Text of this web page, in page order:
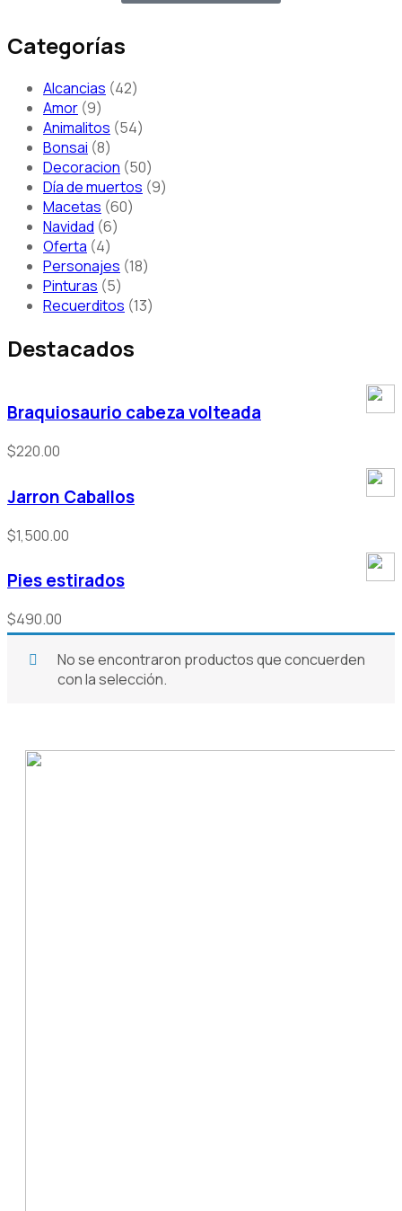
Categorías
Alcancias 42
Amor 9
Animalitos 54
Bonsai 8
Decoracion 50
Día de muertos 9
Macetas 60
Navidad 6
Oferta 4
Personajes 18
Pinturas 5
Recuerditos 13
Destacados
Braquiosaurio cabeza volteada
$220.00
Jarron Caballos
$1,500.00
Pies estirados
$490.00
No se encontraron productos que concuerden
con la selección.